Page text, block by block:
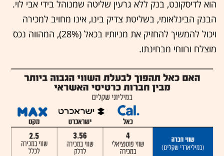
הוא לדיסקונט, בנק ללא גרעין שליטה שמנוהל בידי אבי לוי.
הבנק הבינלאומי, בשליטת צדיק בינו, אינו מחויב למכירה
ויכול להמשיך להחזיק את מניותיו בכאל (28%), המהווה נכס
מוצלח ורווחי מבחינתו.